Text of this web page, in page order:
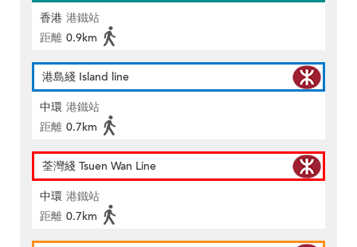
香港 港鐵站
距離 0.9km
港島綫 Island line
中環 港鐵站
距離 0.7km
荃灣綫 Tsuen Wan Line
中環 港鐵站
距離 0.7km